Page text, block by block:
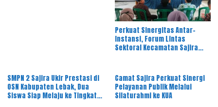
Perkuat Sinergitas Antar-
Instansi, Forum Lintas
Sektoral Kecamatan Sajira
SMPN 2 Sajira Ukir Prestasi di
OSN Kabupaten Lebak, Dua
Siswa Siap Melaju ke Tingkat
Camat Sajira Perkuat Sinergi
Pelayanan Publik Melalui
Silaturahmi ke KUA